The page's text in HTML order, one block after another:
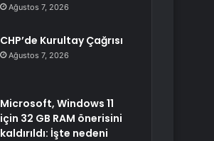
Ağustos 7, 2026
CHP’de Kurultay Çağrısı
Ağustos 7, 2026
Microsoft, Windows 11
için 32 GB RAM önerisini
kaldırıldı: İşte nedeni